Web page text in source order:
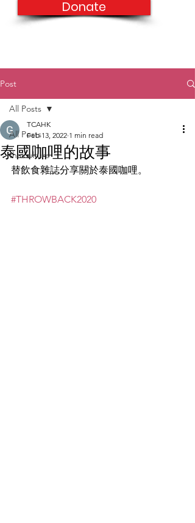
Donate
Post
All Posts
thaiculture
All Posts
泰國咖哩的故事
TCAHK
Feb 13, 2022 1 min read
替飲食雜誌分享關於泰國咖哩。
#THROWBACK2020